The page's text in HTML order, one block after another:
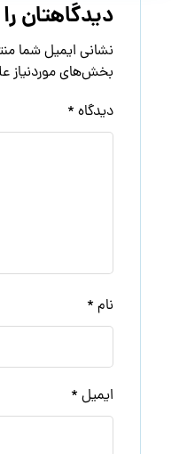
دیدگاهتان
نشانی ایمیل شما
بخش‌های موردنیاز
دیدگاه *
نام *
ایمیل *